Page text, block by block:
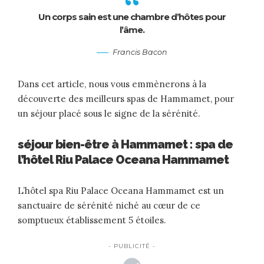
Un corps sain est une chambre d’hôtes pour
l’âme.
Francis Bacon
Dans cet article, nous vous emmènerons à la
découverte des meilleurs spas de Hammamet, pour
un séjour placé sous le signe de la sérénité.
séjour bien-être à Hammamet : spa de
l’hôtel Riu Palace Oceana Hammamet
L’hôtel spa Riu Palace Oceana Hammamet est un
sanctuaire de sérénité niché au cœur de ce
somptueux établissement 5 étoiles.
- PUBLICITÉ -